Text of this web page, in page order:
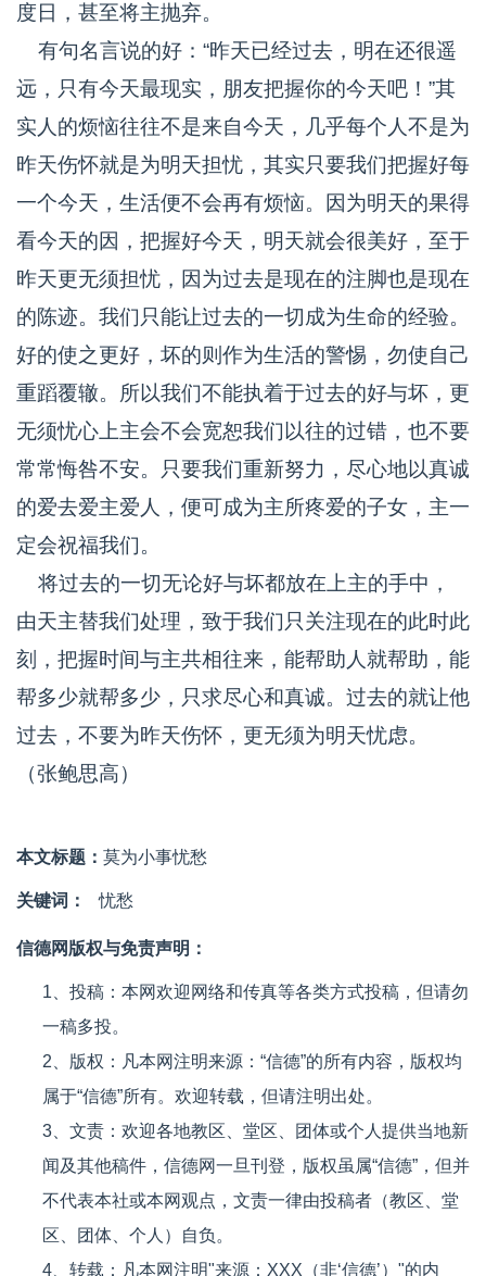
度日，甚至将主抛弃。
有句名言说的好：“昨天已经过去，明在还很遥
远，只有今天最现实，朋友把握你的今天吧！”其
实人的烦恼往往不是来自今天，几乎每个人不是为
昨天伤怀就是为明天担忧，其实只要我们把握好每
一个今天，生活便不会再有烦恼。因为明天的果得
看今天的因，把握好今天，明天就会很美好，至于
昨天更无须担忧，因为过去是现在的注脚也是现在
的陈迹。我们只能让过去的一切成为生命的经验。
好的使之更好，坏的则作为生活的警惕，勿使自己
重蹈覆辙。所以我们不能执着于过去的好与坏，更
无须忧心上主会不会宽恕我们以往的过错，也不要
常常悔咎不安。只要我们重新努力，尽心地以真诚
的爱去爱主爱人，便可成为主所疼爱的子女，主一
定会祝福我们。
将过去的一切无论好与坏都放在上主的手中，
由天主替我们处理，致于我们只关注现在的此时此
刻，把握时间与主共相往来，能帮助人就帮助，能
帮多少就帮多少，只求尽心和真诚。过去的就让他
过去，不要为昨天伤怀，更无须为明天忧虑。
（张鲍思高）
本文标题： 莫为小事忧愁
关键词： 忧愁
信德网版权与免责声明：
1、投稿：本网欢迎网络和传真等各类方式投稿，但请勿
一稿多投。
2、版权：凡本网注明来源：“信德”的所有内容，版权均
属于“信德”所有。欢迎转载，但请注明出处。
3、文责：欢迎各地教区、堂区、团体或个人提供当地新
闻及其他稿件，信德网一旦刊登，版权虽属“信德”，但并
不代表本社或本网观点，文责一律由投稿者（教区、堂
区、团体、个人）自负。
4、转载：凡本网注明"来源：XXX（非‘信德’）"的内